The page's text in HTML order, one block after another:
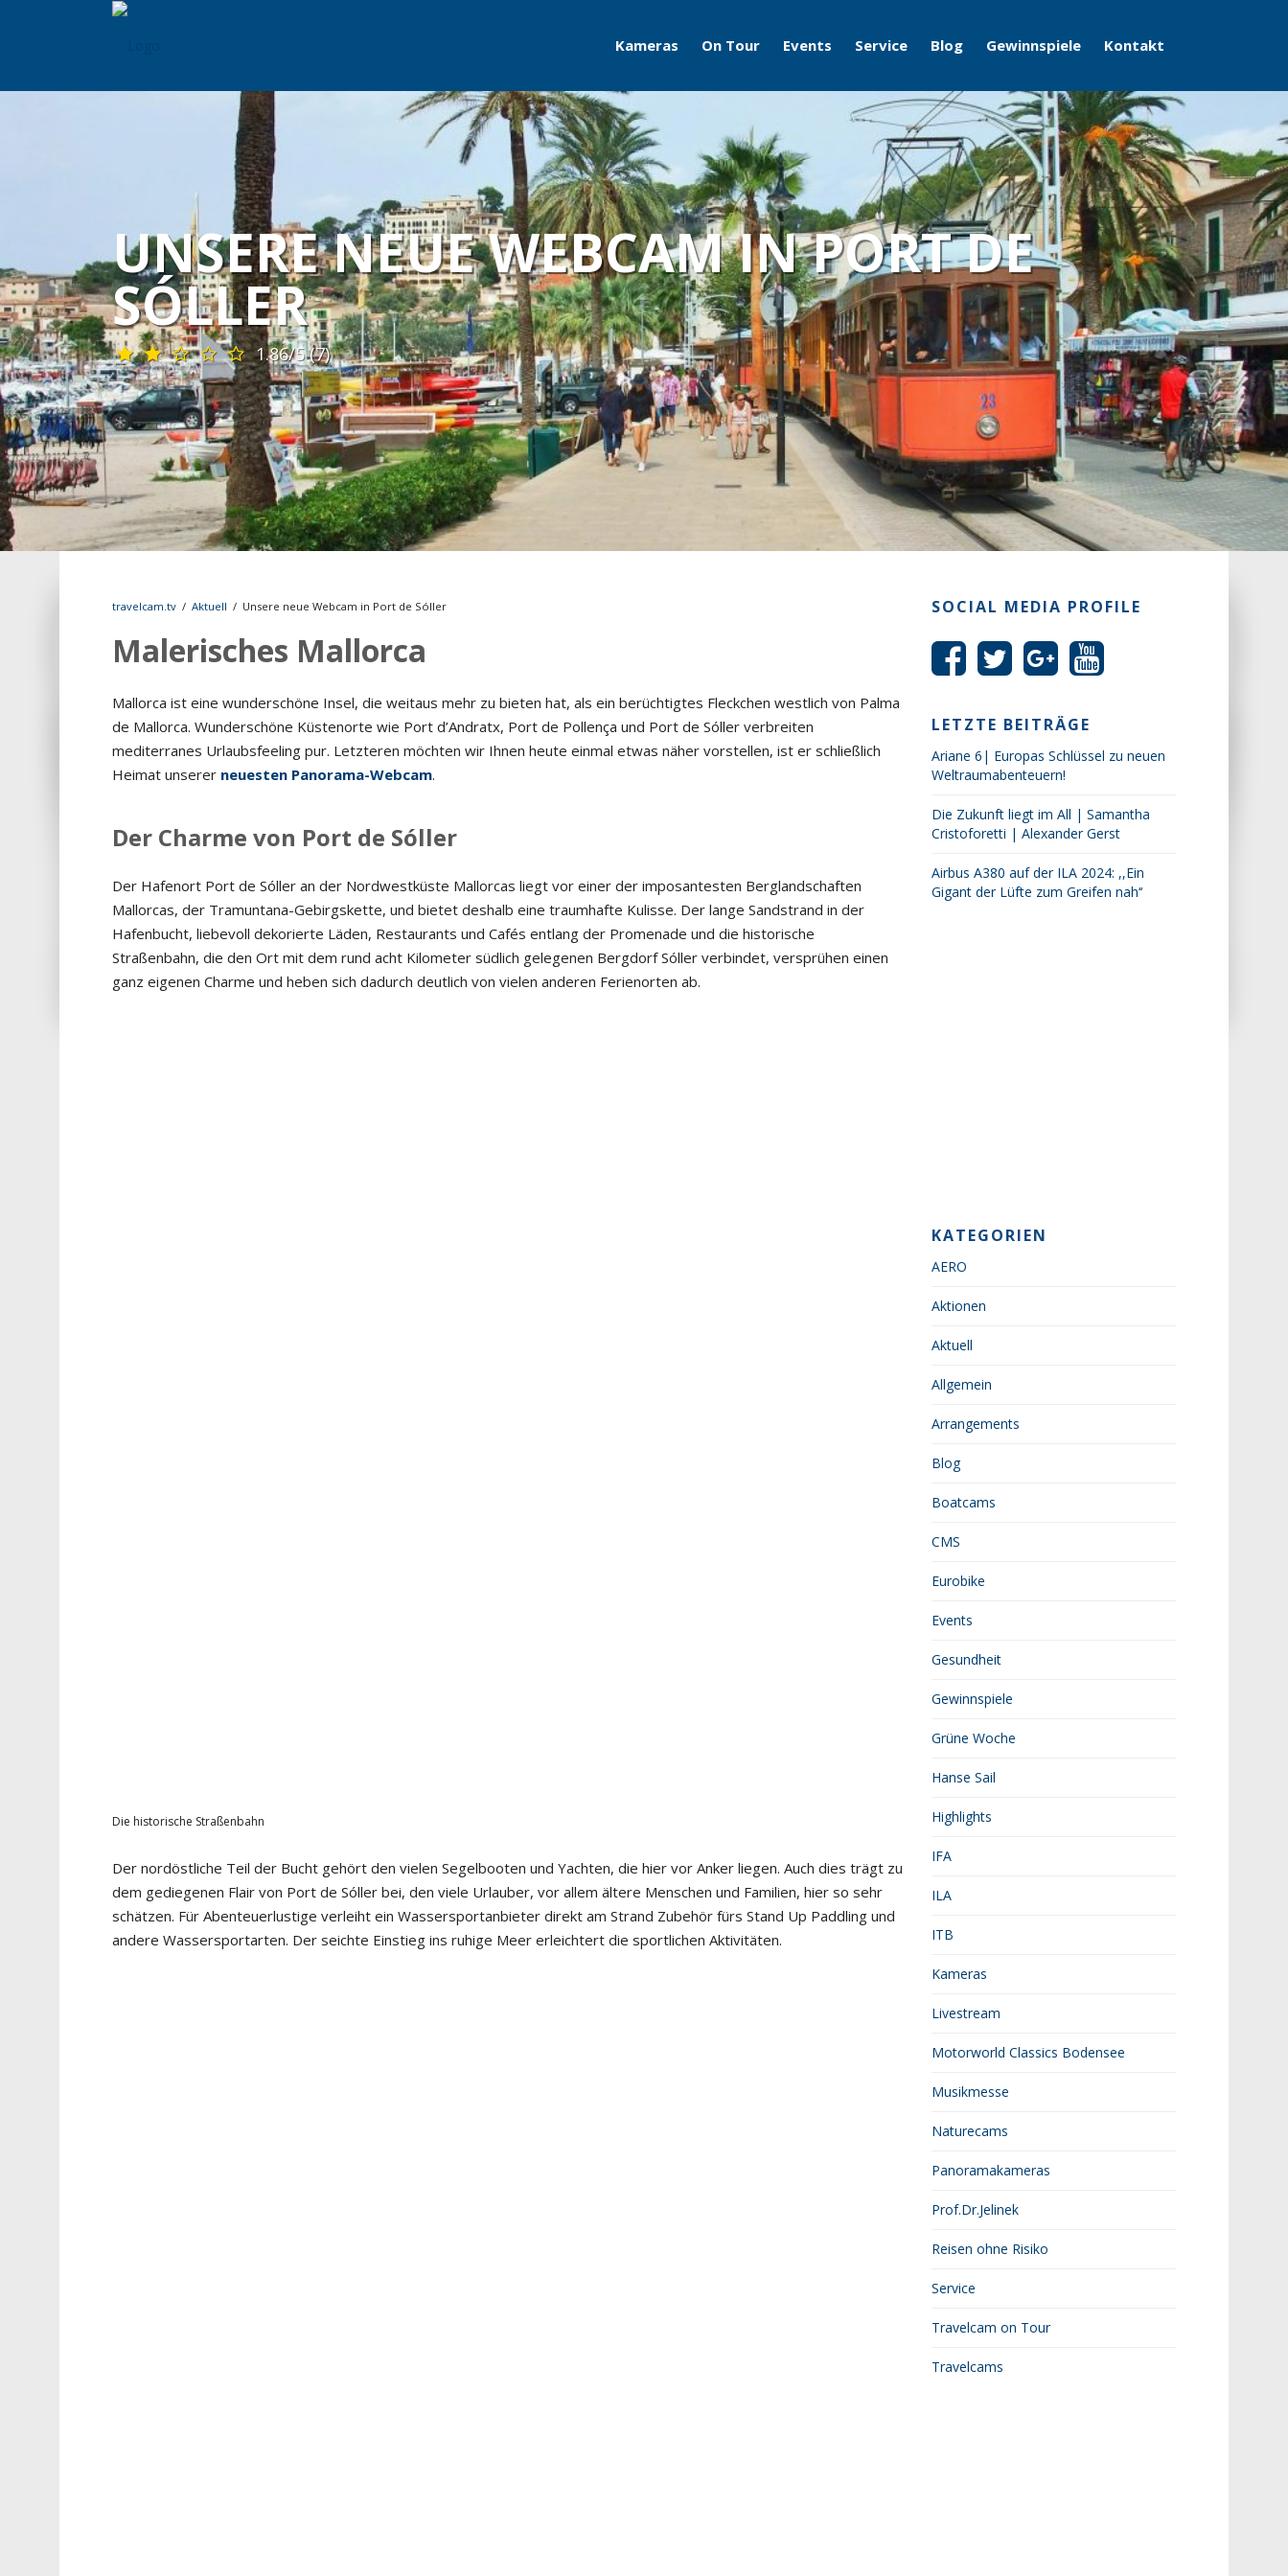
Kameras
Travelcams
Boatcams
Naturecams
On Tour
ITB
ILA
IFA
Grüne Woche
Motorworld Classics
Bodensee
Musikmesse
CMS
Events Service Blog Gewinnspiele Kontakt
UNSERE NEUE WEBCAM IN PORT DE
SÓLLER
1.86/5 (7)
travelcam.tv / Aktuell / Unsere neue Webcam in Port de Sóller
Malerisches Mallorca
Mallorca ist eine wunderschöne Insel, die weitaus mehr zu bieten hat, als ein berüchtigtes Fleckchen westlich von Palma
de Mallorca. Wunderschöne Küstenorte wie Port d’Andratx, Port de Pollença und Port de Sóller verbreiten
mediterranes Urlaubsfeeling pur. Letzteren möchten wir Ihnen heute einmal etwas näher vorstellen, ist er schließlich
Heimat unserer neuesten Panorama-Webcam.
Der Charme von Port de Sóller
Der Hafenort Port de Sóller an der Nordwestküste Mallorcas liegt vor einer der imposantesten Berglandschaften
Mallorcas, der Tramuntana-Gebirgskette, und bietet deshalb eine traumhafte Kulisse. Der lange Sandstrand in der
Hafenbucht, liebevoll dekorierte Läden, Restaurants und Cafés entlang der Promenade und die historische
Straßenbahn, die den Ort mit dem rund acht Kilometer südlich gelegenen Bergdorf Sóller verbindet, versprühen einen
ganz eigenen Charme und heben sich dadurch deutlich von vielen anderen Ferienorten ab.
Die historische Straßenbahn
Der nordöstliche Teil der Bucht gehört den vielen Segelbooten und Yachten, die hier vor Anker liegen. Auch dies trägt zu
dem gediegenen Flair von Port de Sóller bei, den viele Urlauber, vor allem ältere Menschen und Familien, hier so sehr
schätzen. Für Abenteuerlustige verleiht ein Wassersportanbieter direkt am Strand Zubehör fürs Stand Up Paddling und
andere Wassersportarten. Der seichte Einstieg ins ruhige Meer erleichtert die sportlichen Aktivitäten.
SOCIAL MEDIA PROFILE
LETZTE BEITRÄGE
Ariane 6| Europas Schlüssel zu neuen
Weltraumabenteuern!
Die Zukunft liegt im All | Samantha
Cristoforetti | Alexander Gerst
Airbus A380 auf der ILA 2024: ,,Ein
Gigant der Lüfte zum Greifen nah‘‘
KATEGORIEN
AERO
Aktionen
Aktuell
Allgemein
Arrangements
Blog
Boatcams
CMS
Eurobike
Events
Gesundheit
Gewinnspiele
Grüne Woche
Hanse Sail
Highlights
IFA
ILA
ITB
Kameras
Livestream
Motorworld Classics Bodensee
Musikmesse
Naturecams
Panoramakameras
Prof.Dr.Jelinek
Reisen ohne Risiko
Service
Travelcam on Tour
Travelcams